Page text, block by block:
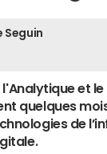
Seguin
l'Analytique et
quelques
de